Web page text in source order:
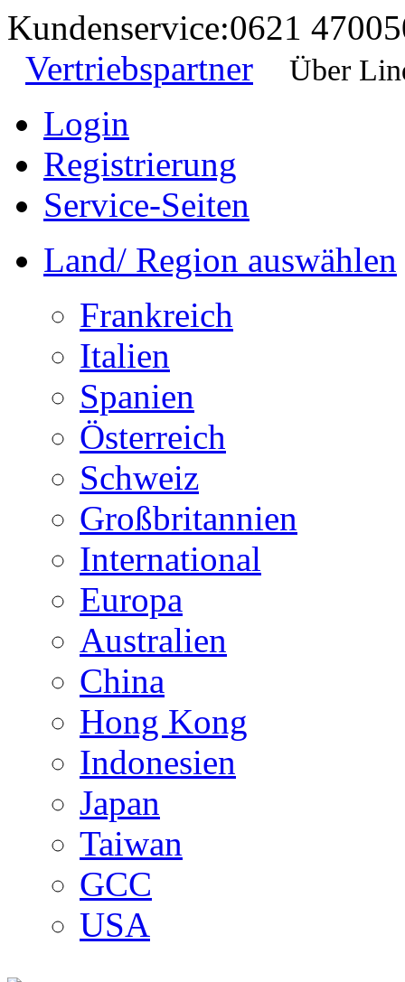
Kundenservice:0621
Vertriebspartner
Über
Login
Registrierung
Service-Seiten
Land/ Region auswählen
Frankreich
Italien
Spanien
Österreich
Schweiz
Großbritannien
International
Europa
Australien
China
Hong Kong
Indonesien
Japan
Taiwan
GCC
USA